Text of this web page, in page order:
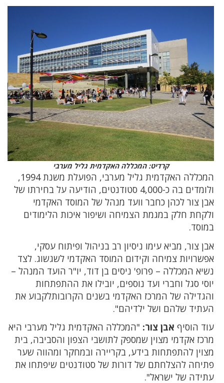
קרדיט: המכללה האקדמית גליל מערבי
המכללה האקדמית גליל מערבי, הפועלת משנת 1994,
ולומדים בה כ-4,000 סטודנטים, הודיעה על בחירתו של
אבן צור לכהן כחבר וועד מנהל של המוסד האקדמי
ולקחת חלק במגמת הצמיחה ושיפור איכות הלימודים
במוסד.
אבן צור, מביא עימו ניסיון רב בניהול ופיתוח עסקי,
אפשרויות צמיחה וקידום המוסד האקדמי לשגשוג. לצד
נשיא המכללה – פרופ' ניסים בן דוד, יו"ר הועד המנהל –
יוסי סגל וחברי ועד נוספים, יובילו את ההתפתחות
והגדילה של המרכז האקדמי בשנים הקרובותלקבוע את
העתיד שלהם ושל ילדיהם".
עוד הוסיף אבן צור: "המכללה האקדמית גליל מערבי היא
מרכז אקדמי מצוין שמספק לתושבי הצפון והסביבה, בית
מצוין להתפתחות בידע, בקריירה ובמחקר ומהווה שער
פתיחה להצלחתם של דורות של סטודנטים שיפתחו את
עתידה של ישראל".